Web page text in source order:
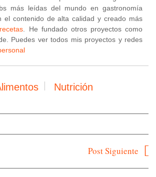
más leídas del mundo en gastronomía
el contenido de alta calidad y creado más
. He fundado otros proyectos como
Puedes ver todos mis proyectos y redes
Nutrición
Post Siguiente